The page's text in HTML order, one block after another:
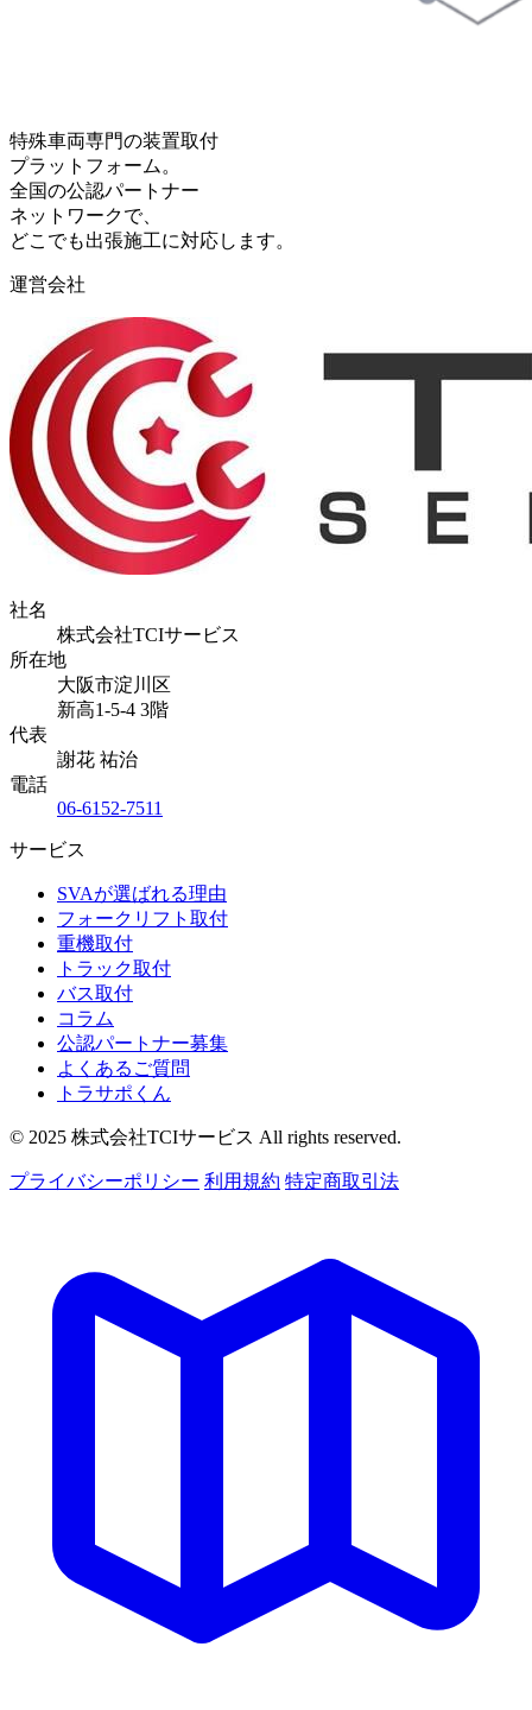
特殊車両専門の装置取付
プラットフォーム。
全国の公認パートナー
ネットワークで、
どこでも出張施工に対応します。
運営会社
社名
株式会社TCIサービス
所在地
大阪市淀川区
新高1-5-4 3階
代表
謝花 祐治
電話
06-6152-7511
サービス
SVAが選ばれる理由
フォークリフト取付
重機取付
トラック取付
バス取付
コラム
公認パートナー募集
よくあるご質問
トラサポくん
© 2025 株式会社TCIサービス All rights reserved.
プライバシーポリシー 利用規約 特定商取引法